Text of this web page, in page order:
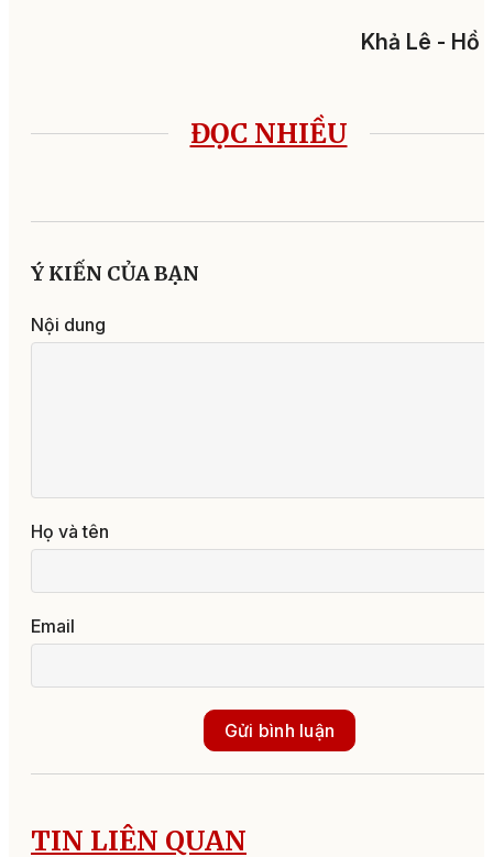
Khả Lê - Hồ
ĐỌC NHIỀU
Ý KIẾN CỦA BẠN
Nội dung
Họ và tên
Email
Gửi bình luận
TIN LIÊN QUAN